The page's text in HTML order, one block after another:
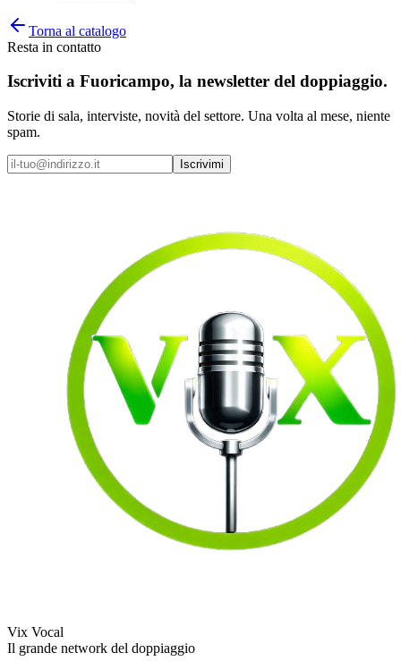
Torna al catalogo
Resta in contatto
Iscriviti a Fuoricampo, la newsletter del doppiaggio.
Storie di sala, interviste, novità del settore. Una volta al mese, niente
spam.
Iscrivimi
Vix Vocal
Il grande network del doppiaggio